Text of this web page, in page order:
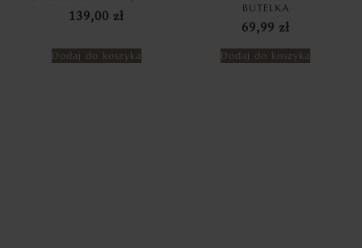
139,00 zł
Dodaj do koszyka
BUTELKA
69,99 zł
Dodaj do koszyka